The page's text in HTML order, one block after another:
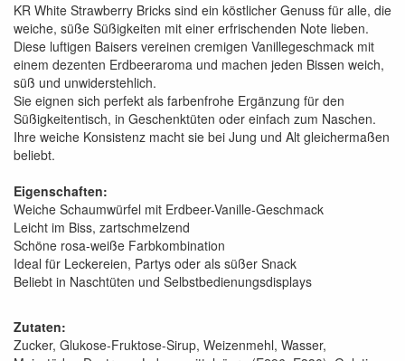
KR White Strawberry Bricks sind ein köstlicher Genuss für alle, die
weiche, süße Süßigkeiten mit einer erfrischenden Note lieben.
Diese luftigen Baisers vereinen cremigen Vanillegeschmack mit
einem dezenten Erdbeeraroma und machen jeden Bissen weich,
süß und unwiderstehlich.
Sie eignen sich perfekt als farbenfrohe Ergänzung für den
Süßigkeitentisch, in Geschenktüten oder einfach zum Naschen.
Ihre weiche Konsistenz macht sie bei Jung und Alt gleichermaßen
beliebt.
Eigenschaften:
Weiche Schaumwürfel mit Erdbeer-Vanille-Geschmack
Leicht im Biss, zartschmelzend
Schöne rosa-weiße Farbkombination
Ideal für Leckereien, Partys oder als süßer Snack
Beliebt in Naschtüten und Selbstbedienungsdisplays
Zutaten:
Zucker, Glukose-Fruktose-Sirup, Weizenmehl, Wasser,